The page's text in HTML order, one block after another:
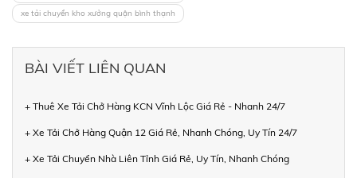
xe tải chuyển kho xưởng quận bình thạnh
BÀI VIẾT LIÊN QUAN
+ Thuê Xe Tải Chở Hàng KCN Vĩnh Lộc Giá Rẻ - Nhanh 24/7
+ Xe Tải Chở Hàng Quận 12 Giá Rẻ, Nhanh Chóng, Uy Tín 24/7
+ Xe Tải Chuyển Nhà Liên Tỉnh Giá Rẻ, Uy Tín, Nhanh Chóng